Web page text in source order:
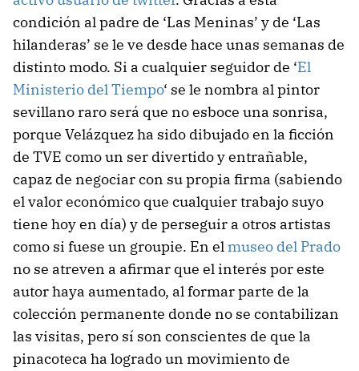
condición al padre de ‘Las Meninas’ y de ‘Las
hilanderas’ se le ve desde hace unas semanas de
distinto modo. Si a cualquier seguidor de ‘El
Ministerio del Tiempo‘ se le nombra al pintor
sevillano raro será que no esboce una sonrisa,
porque Velázquez ha sido dibujado en la ficción
de TVE como un ser divertido y entrañable,
capaz de negociar con su propia firma (sabiendo
el valor económico que cualquier trabajo suyo
tiene hoy en día) y de perseguir a otros artistas
como si fuese un groupie. En el museo del Prado
no se atreven a afirmar que el interés por este
autor haya aumentado, al formar parte de la
colección permanente donde no se contabilizan
las visitas, pero sí son conscientes de que la
pinacoteca ha logrado un movimiento de